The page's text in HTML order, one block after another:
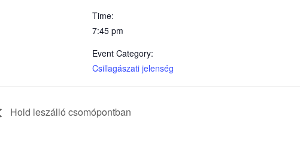
Time:
7:45 pm
Event Category:
Csillagászati jelenség
Hold leszálló csomópontban